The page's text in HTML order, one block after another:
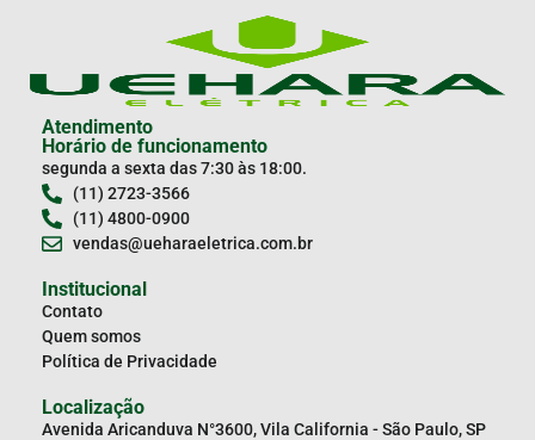
Atendimento
Horário de funcionamento
segunda a sexta das 7:30 às 18:00.
(11) 2723-3566
(11) 4800-0900
vendas@ueharaeletrica.com.br
Institucional
Contato
Quem somos
Política de Privacidade
Localização
Avenida Aricanduva N°3600, Vila California - São Paulo, SP